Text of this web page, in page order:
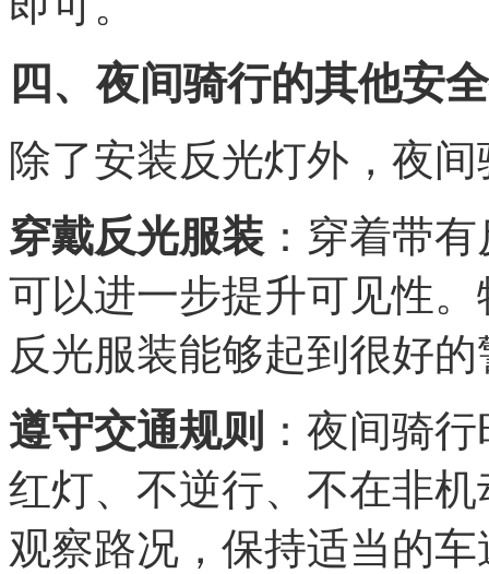
四、夜间骑行的其他安
除了安装反光灯外，夜
穿戴反光服装 ：穿着带
可以进一步提升可见性
反光服装能够起到很好
遵守交通规则 ：夜间骑
红灯、不逆行、不在非
观察路况，保持适当的车